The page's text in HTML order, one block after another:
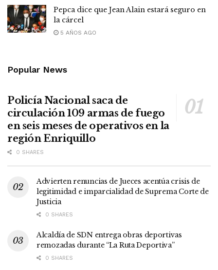
Pepca dice que Jean Alain estará seguro en
la cárcel
5 AÑOS AGO
Popular News
Policía Nacional saca de
circulación 109 armas de fuego
en seis meses de operativos en la
región Enriquillo
0 SHARES
Advierten renuncias de Jueces acentúa crisis de
legitimidad e imparcialidad de Suprema Corte de
Justicia
0 SHARES
Alcaldía de SDN entrega obras deportivas
remozadas durante “La Ruta Deportiva”
0 SHARES